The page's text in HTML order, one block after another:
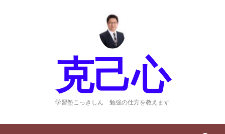
克己心
学習塾こっきしん 勉強の仕方を教えます